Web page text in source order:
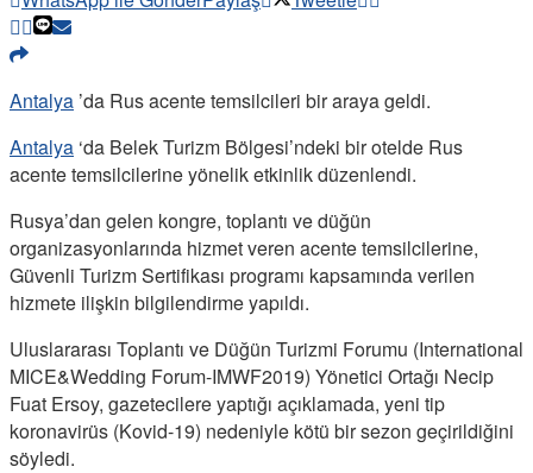
Antalya ’da Rus acente temsilcileri bir araya geldi.
Antalya ‘da Belek Turizm Bölgesi’ndeki bir otelde Rus
acente temsilcilerine yönelik etkinlik düzenlendi.
Rusya’dan gelen kongre, toplantı ve düğün
organizasyonlarında hizmet veren acente temsilcilerine,
Güvenli Turizm Sertifikası programı kapsamında verilen
hizmete ilişkin bilgilendirme yapıldı.
Uluslararası Toplantı ve Düğün Turizmi Forumu (International
MICE&Wedding Forum-IMWF2019) Yönetici Ortağı Necip
Fuat Ersoy, gazetecilere yaptığı açıklamada, yeni tip
koronavirüs (Kovid-19) nedeniyle kötü bir sezon geçirildiğini
söyledi.